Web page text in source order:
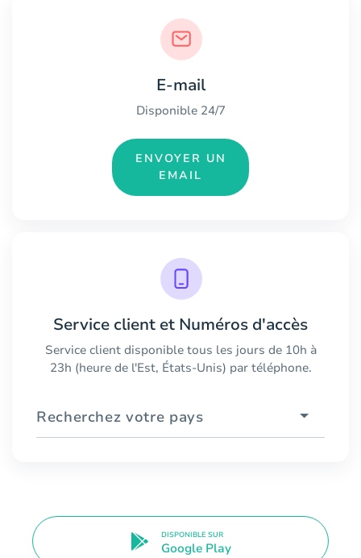
E-mail
Disponible 24/7
ENVOYER UN
EMAIL
Service client et Numéros d'accès
Service client disponible tous les jours de 10h à
23h (heure de l'Est, États-Unis) par téléphone.
Recherchez votre pays
DISPONIBLE SUR
Google Play